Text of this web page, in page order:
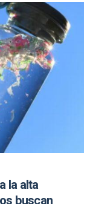
la alta